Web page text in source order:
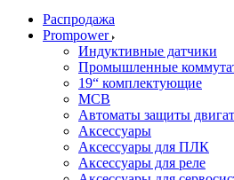
Распродажа
Prompower
Индуктивные датчики
Промышленные
19“ комплектующие
MCB
Автоматы защиты
Аксессуары
Аксессуары для ПЛК
Аксессуары для реле